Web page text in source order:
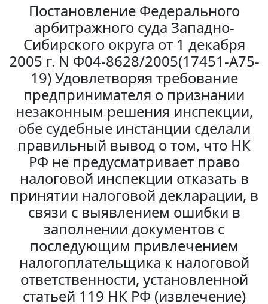
Постановление Федерального
арбитражного суда Западно-
Сибирского округа от 1 декабря
2005 г. N Ф04-8628/2005(17451-А75-
19) Удовлетворяя требование
предпринимателя о признании
незаконным решения инспекции,
обе судебные инстанции сделали
правильный вывод о том, что НК
РФ не предусматривает право
налоговой инспекции отказать в
принятии налоговой декларации, в
связи с выявлением ошибки в
заполнении документов с
последующим привлечением
налогоплательщика к налоговой
ответственности, установленной
статьей 119 НК РФ (извлечение)